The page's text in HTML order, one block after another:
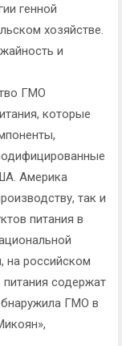
генной
хозяйстве.
и
ГМО
которые
Америка
так и
питания в
на российском
содержат
ГМО в